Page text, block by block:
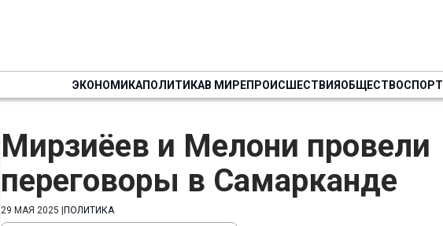
ЭКОНОМИКАПОЛИТИКАВ МИРЕПРОИСШЕСТВИЯОБЩЕСТВОСПОРТ
Мирзиёев и Мелони провели
переговоры в Самарканде
29 МАЯ 2025 ПОЛИТИКА